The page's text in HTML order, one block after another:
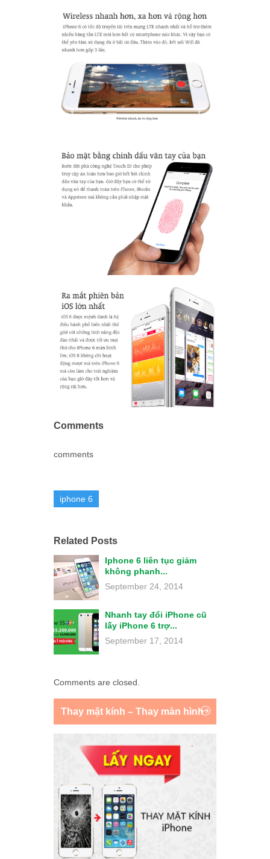
Comments
comments
iphone 6
Related Posts
Iphone 6 liên tục giảm
không phanh...
September 24, 2014
Nhanh tay đổi iPhone cũ
lấy iPhone 6 trợ...
September 17, 2014
Comments are closed.
Thay mặt kính – Thay màn hình